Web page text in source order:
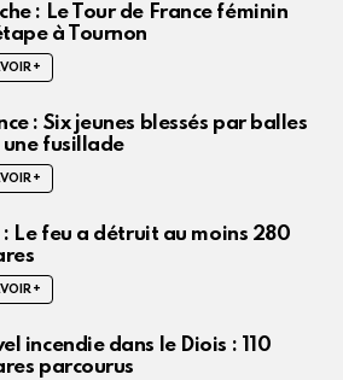
: Le Tour de France féminin
à Tournon
+
: Six jeunes blessés par balles
une fusillade
+
: Le feu a détruit au moins 280
+
incendie dans le Diois : 110
parcourus